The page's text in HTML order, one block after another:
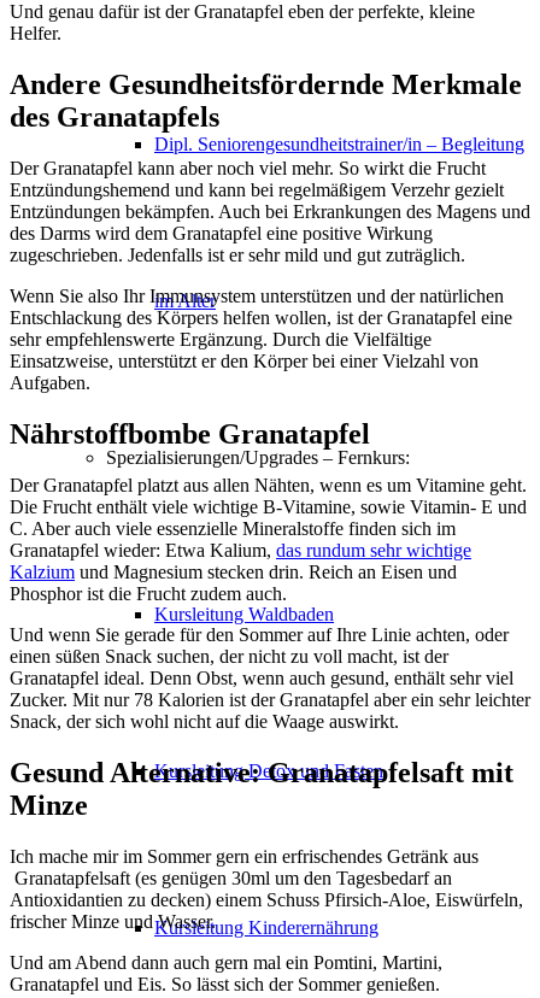
Dipl. Seniorengesundheitstrainer/in – Begleitung
im Alter
Spezialisierungen/Upgrades – Fernkurs:
Kursleitung Waldbaden
Kursleitung Detox und Fasten
Kursleitung Kinderernährung
Und genau dafür ist der Granatapfel eben der perfekte, kleine
Helfer.
Andere Gesundheitsfördernde Merkmale
des Granatapfels
Der Granatapfel kann aber noch viel mehr. So wirkt die Frucht
Entzündungshemend und kann bei regelmäßigem Verzehr gezielt
Entzündungen bekämpfen. Auch bei Erkrankungen des Magens und
des Darms wird dem Granatapfel eine positive Wirkung
zugeschrieben. Jedenfalls ist er sehr mild und gut zuträglich.
Wenn Sie also Ihr Immunsystem unterstützen und der natürlichen
Entschlackung des Körpers helfen wollen, ist der Granatapfel eine
sehr empfehlenswerte Ergänzung. Durch die Vielfältige
Einsatzweise, unterstützt er den Körper bei einer Vielzahl von
Aufgaben.
Nährstoffbombe Granatapfel
Der Granatapfel platzt aus allen Nähten, wenn es um Vitamine geht.
Die Frucht enthält viele wichtige B-Vitamine, sowie Vitamin- E und
C. Aber auch viele essenzielle Mineralstoffe finden sich im
Granatapfel wieder: Etwa Kalium, das rundum sehr wichtige
Kalzium und Magnesium stecken drin. Reich an Eisen und
Phosphor ist die Frucht zudem auch.
Und wenn Sie gerade für den Sommer auf Ihre Linie achten, oder
einen süßen Snack suchen, der nicht zu voll macht, ist der
Granatapfel ideal. Denn Obst, wenn auch gesund, enthält sehr viel
Zucker. Mit nur 78 Kalorien ist der Granatapfel aber ein sehr leichter
Snack, der sich wohl nicht auf die Waage auswirkt.
Gesund Alternative: Granatapfelsaft mit
Minze
Ich mache mir im Sommer gern ein erfrischendes Getränk aus
Granatapfelsaft (es genügen 30ml um den Tagesbedarf an
Antioxidantien zu decken) einem Schuss Pfirsich-Aloe, Eiswürfeln,
frischer Minze und Wasser.
Und am Abend dann auch gern mal ein Pomtini, Martini,
Granatapfel und Eis. So lässt sich der Sommer genießen.